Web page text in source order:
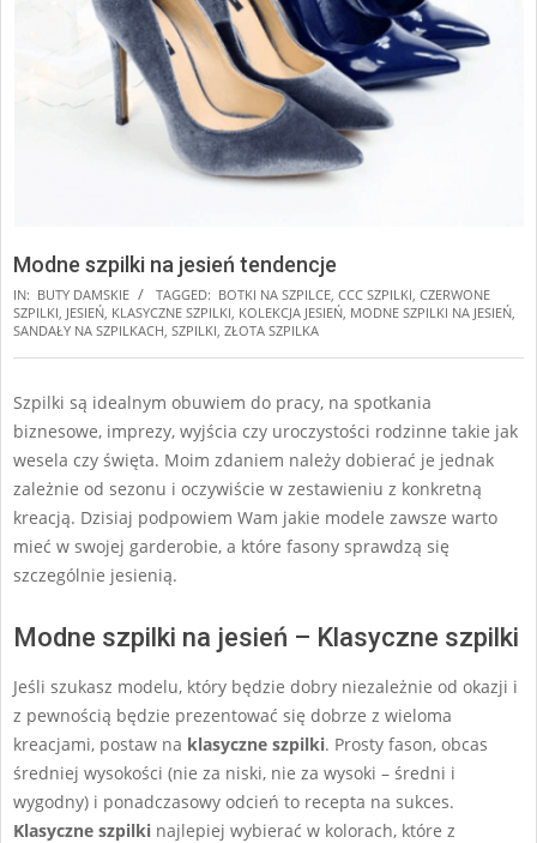
Modne szpilki na jesień tendencje
IN: BUTY DAMSKIE TAGGED: BOTKI NA SZPILCE, CCC SZPILKI, CZERWONE
SZPILKI, JESIEŃ, KLASYCZNE SZPILKI, KOLEKCJA JESIEŃ, MODNE SZPILKI NA JESIEŃ,
SANDAŁY NA SZPILKACH, SZPILKI, ZŁOTA SZPILKA
Szpilki są idealnym obuwiem do pracy, na spotkania
biznesowe, imprezy, wyjścia czy uroczystości rodzinne takie jak
wesela czy święta. Moim zdaniem należy dobierać je jednak
zależnie od sezonu i oczywiście w zestawieniu z konkretną
kreacją. Dzisiaj podpowiem Wam jakie modele zawsze warto
mieć w swojej garderobie, a które fasony sprawdzą się
szczególnie jesienią.
Modne szpilki na jesień – Klasyczne szpilki
Jeśli szukasz modelu, który będzie dobry niezależnie od okazji i
z pewnością będzie prezentować się dobrze z wieloma
kreacjami, postaw na klasyczne szpilki. Prosty fason, obcas
średniej wysokości (nie za niski, nie za wysoki – średni i
wygodny) i ponadczasowy odcień to recepta na sukces.
Klasyczne szpilki najlepiej wybierać w kolorach, które z